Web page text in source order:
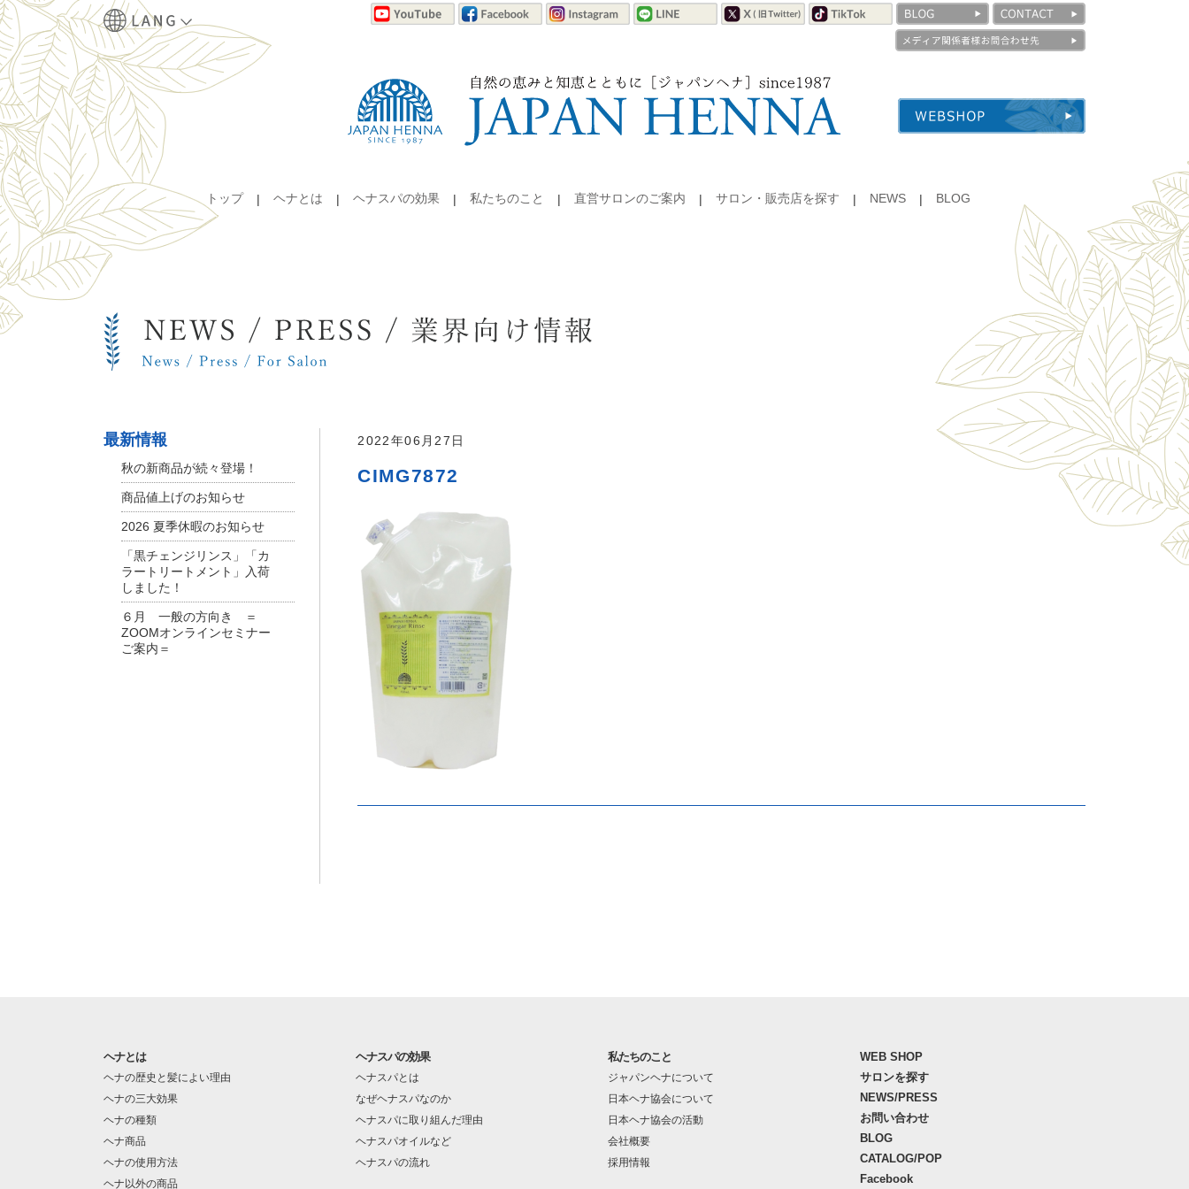
トップ ヘナとは ヘナスパの効果 私たちのこと 直営サロンのご案内 サロン・販売店を探す NEWS BLOG
2022年06月27日
CIMG7872
最新情報
秋の新商品が続々登場！
商品値上げのお知らせ
2026 夏季休暇のお知らせ
「黒チェンジリンス」「カ
ラートリートメント」入荷
しました！
６月 一般の方向き ＝
ZOOMオンラインセミナー
ご案内＝
ヘナとは
ヘナの歴史と髪によい理由
ヘナの三大効果
ヘナの種類
ヘナ商品
ヘナの使用方法
ヘナ以外の商品
ヘナスパの効果
ヘナスパとは
なぜヘナスパなのか
ヘナスパに取り組んだ理由
ヘナスパオイルなど
ヘナスパの流れ
私たちのこと
ジャパンヘナについて
日本ヘナ協会について
日本ヘナ協会の活動
会社概要
採用情報
WEB SHOP
サロンを探す
NEWS/PRESS
お問い合わせ
BLOG
CATALOG/POP
Facebook